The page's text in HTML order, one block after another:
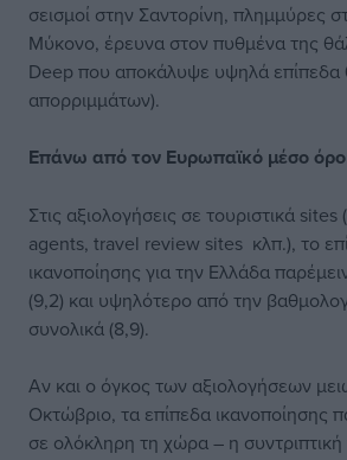
σεισμοί στην Σαντορίνη, πλημμύρες
Μύκονο, έρευνα στον πυθμένα της
Deep που αποκάλυψε υψηλά επίπεδα
απορριμμάτων).
Επάνω από τον Ευρωπαϊκό μέσο όρο
Στις αξιολογήσεις σε τουριστικά
agents, travel review sites κλπ.), το
ικανοποίησης για την Ελλάδα
(9,2) και υψηλότερο από την
συνολικά (8,9).
Αν και ο όγκος των αξιολογήσεων
Οκτώβριο, τα επίπεδα ικανοποίησης
σε ολόκληρη τη χώρα – η